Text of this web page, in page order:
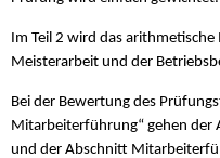
Im Teil 2 wird das
Meisterarbeit und der
Bei der Bewertung des
Mitarbeiterführung“ gehen der
und der Abschnitt